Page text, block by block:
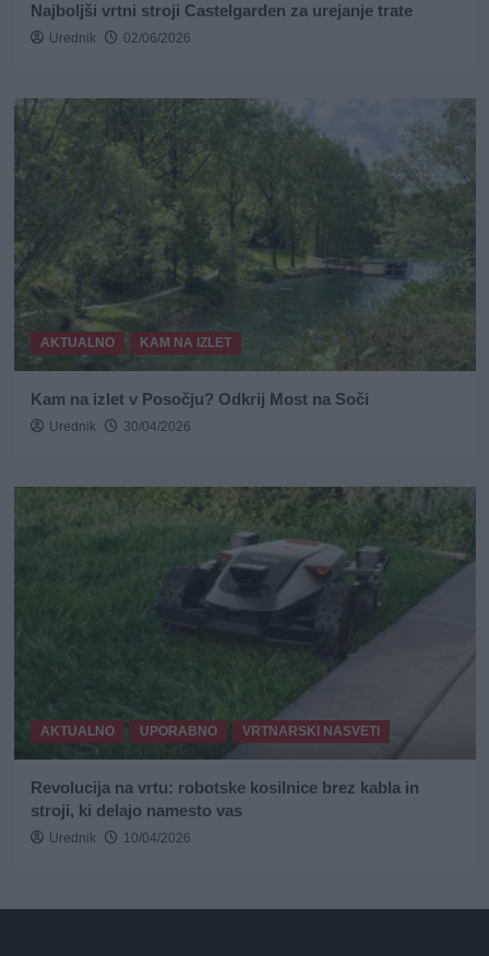
Najboljši vrtni stroji Castelgarden za urejanje trate
Urednik 02/06/2026
AKTUALNO KAM NA IZLET
Kam na izlet v Posočju? Odkrij Most na Soči
Urednik 30/04/2026
AKTUALNO UPORABNO VRTNARSKI NASVETI
Revolucija na vrtu: robotske kosilnice brez kabla in
stroji, ki delajo namesto vas
Urednik 10/04/2026